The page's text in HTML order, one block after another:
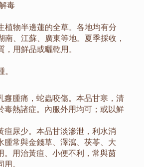
毒
植物半邊蓮的全草。各地均有分
南、江蘇、廣東等地。夏季採收，
用鮮品或曬乾用。
癰腫痛，蛇蟲咬傷。本品甘寒，清
毒熱諸症。內服外用均可；或以鮮
疸尿少。本品甘淡滲泄，利水消
腫常與金錢草、澤瀉、茯苓、大
。用治黃疸、小便不利，常與茵
。